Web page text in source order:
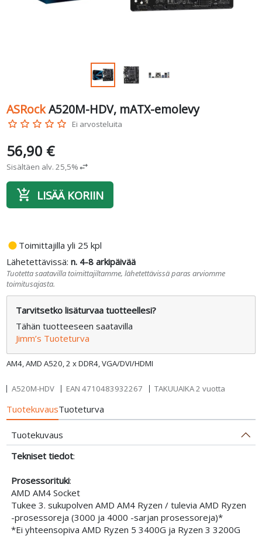
ASRockA520M-HDV, mATX-emolevy
star_border star_border star_border star_border star_border Ei arvosteluita
AM4, AMD A520, 2 x DDR4, VGA/DVI/HDMI
56,90 €
Sisältäen alv. 25,5%swap_horiz
add_shopping_cart LISÄÄ KORIIN
fiber_manual_record Toimittajilla yli 25 kpl
Lähetettävissä:n. 4-8 arkipäivää
Tuotetta saatavilla toimittajiltamme, lähetettävissä paras arviomme
toimitusajasta.
Tarvitsetko lisäturvaa tuotteellesi?
Tähän tuotteeseen saatavilla
Jimm’s Tuoteturva
A520M-HDV EAN 4710483932267 TAKUUAIKA 2 vuotta
TuotekuvausTuoteturva
Tuotekuvaus
Tekniset tiedot:
Prosessorituki:
AMD AM4 Socket
Tukee 3. sukupolven AMD AM4 Ryzen / tulevia AMD Ryzen
-prosessoreja (3000 ja 4000 -sarjan prosessoreja)*
*Ei yhteensopiva AMD Ryzen 5 3400G ja Ryzen 3 3200G